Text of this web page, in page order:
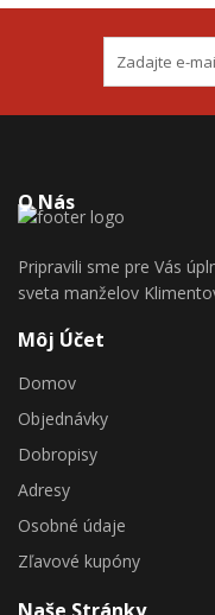
O Nás
Pripravili sme pre Vás
sveta manželov
Môj Účet
Domov
Objednávky
Dobropisy
Adresy
Osobné údaje
Zľavové kupóny